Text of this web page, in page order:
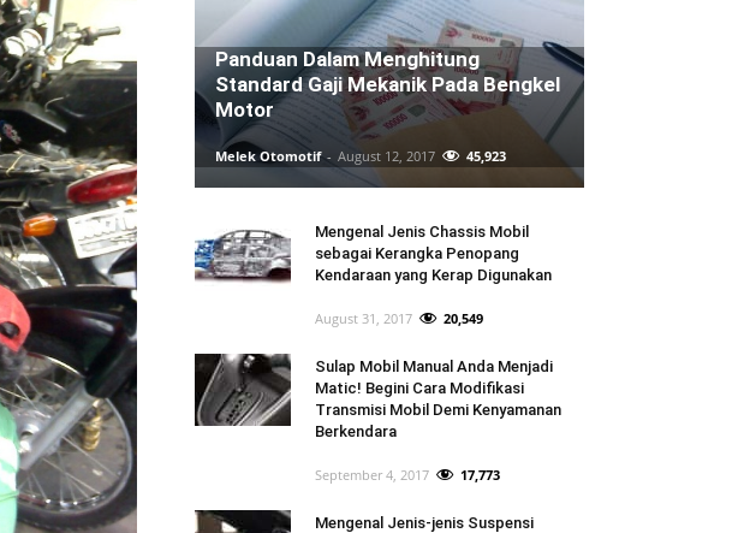
Panduan Dalam Menghitung
Standard Gaji Mekanik Pada Bengkel
Motor
Melek Otomotif - August 12, 2017 45,923
Mengenal Jenis Chassis Mobil
sebagai Kerangka Penopang
Kendaraan yang Kerap Digunakan
August 31, 2017 20,549
Sulap Mobil Manual Anda Menjadi
Matic! Begini Cara Modifikasi
Transmisi Mobil Demi Kenyamanan
Berkendara
September 4, 2017 17,773
Mengenal Jenis-jenis Suspensi